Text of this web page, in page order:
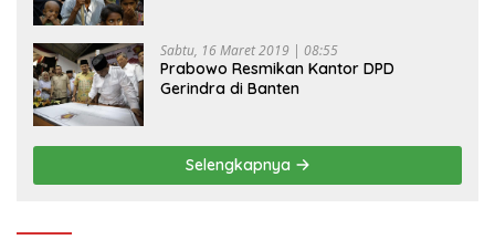
Sabtu, 16 Maret 2019 | 08:55
Prabowo Resmikan Kantor DPD
Gerindra di Banten
Selengkapnya